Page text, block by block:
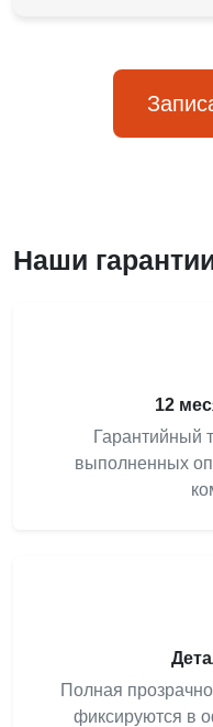
Наши
12
Гарантийный
выполненных
Полная
фиксируются в